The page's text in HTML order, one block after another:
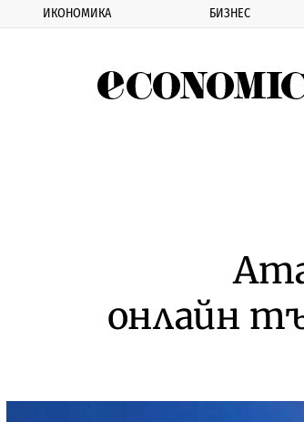
ИКОНОМИКА БИЗНЕС
онлайн